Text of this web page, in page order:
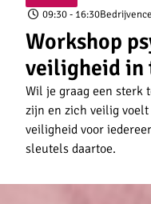
09:30- 16:30
Workshop
veiligheid in
Wil je graag een sterk
zijn en zich veilig
veiligheid voor
sleutels daartoe.